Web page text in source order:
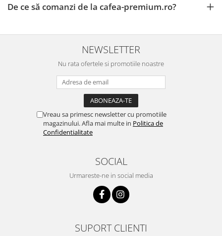
De ce să comanzi de la cafea-premium.ro?
NEWSLETTER
Nu rata ofertele si promotiile noastre
Vreau sa primesc newsletter cu promotiile
magazinului. Afla mai multe in Politica de
Confidentialitate
SOCIAL
Urmareste-ne in social media
SUPORT CLIENTI